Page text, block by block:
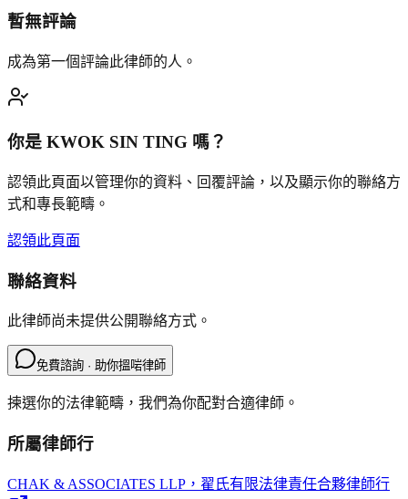
暫無評論
成為第一個評論此律師的人。
你是 KWOK SIN TING 嗎？
認領此頁面以管理你的資料、回覆評論，以及顯示你的聯絡方
式和專長範疇。
認領此頁面
聯絡資料
此律師尚未提供公開聯絡方式。
免費諮詢 · 助你搵啱律師
揀選你的法律範疇，我們為你配對合適律師。
所屬律師行
CHAK & ASSOCIATES LLP ，翟氏有限法律責任合夥律師行